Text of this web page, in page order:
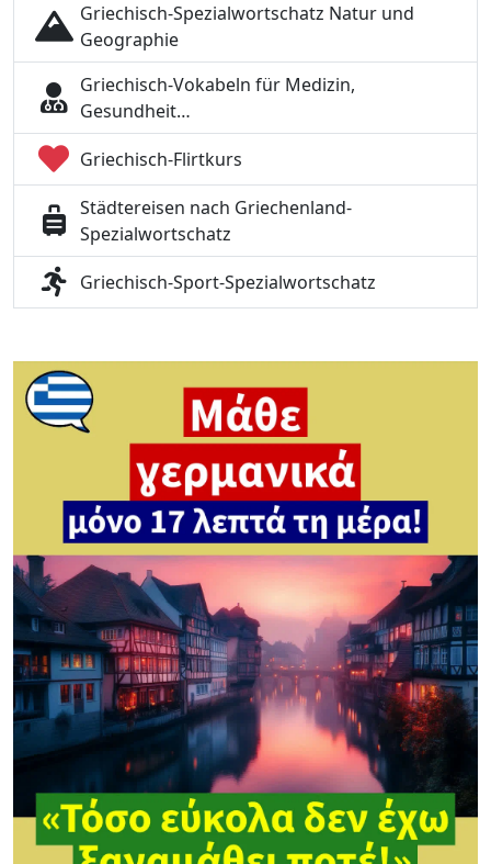
Griechisch-Spezialwortschatz Natur und
Geographie
Griechisch-Vokabeln für Medizin,
Gesundheit…
Griechisch-Flirtkurs
Städtereisen nach Griechenland-
Spezialwortschatz
Griechisch-Sport-Spezialwortschatz